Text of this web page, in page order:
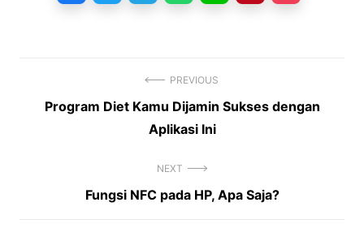
Navigasi
PREVIOUS
Previous
Program Diet Kamu Dijamin Sukses dengan
Aplikasi Ini
NEXT
Next
Fungsi NFC pada HP, Apa Saja?